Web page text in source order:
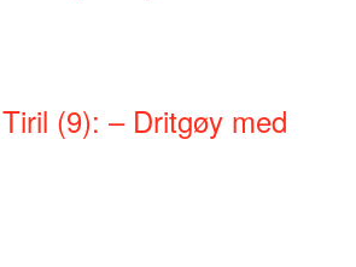
(9): – Dritgøy med